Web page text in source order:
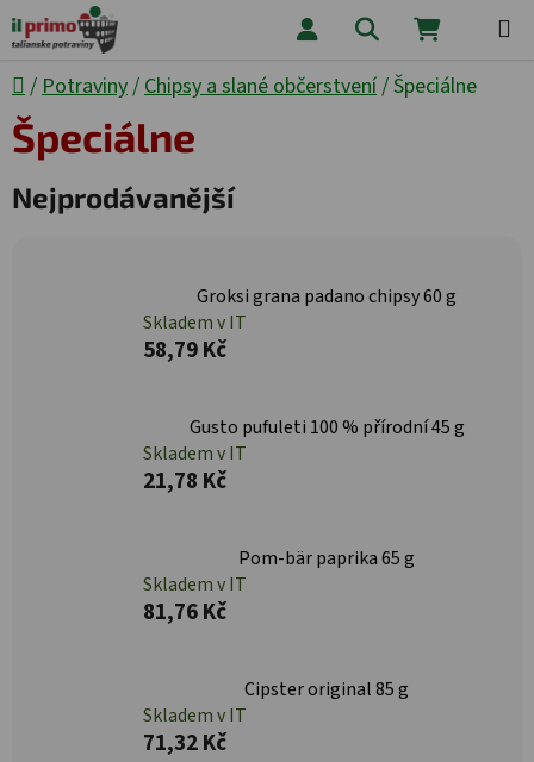
Přejít na obsah Hledat
Domů
/ Potraviny/ Chipsy a slané občerstvení/Špeciálne
Špeciálne
Nejprodávanější
Groksi grana padano chipsy 60 g
Skladem v IT
58,79 Kč
Gusto pufuleti 100 % přírodní 45 g
Skladem v IT
21,78 Kč
Pom-bär paprika 65 g
Skladem v IT
81,76 Kč
Cipster original 85 g
Skladem v IT
71,32 Kč